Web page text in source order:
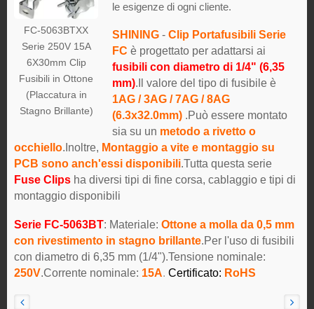
FC-5063BTXX
Serie 250V 15A
6X30mm Clip
Fusibili in Ottone
(Placcatura in
Stagno Brillante)
le esigenze di ogni cliente.
SHINING - Clip Portafusibili Serie
FC è progettato per adattarsi ai
fusibili con diametro di 1/4" (6,35
mm).Il valore del tipo di fusibile è
1AG / 3AG / 7AG / 8AG
(6.3x32.0mm) .Può essere montato
sia su un metodo a rivetto o
occhiello.Inoltre, Montaggio a vite e montaggio su
PCB sono anch'essi disponibili.Tutta questa serie
Fuse Clips ha diversi tipi di fine corsa, cablaggio e tipi di
montaggio disponibili
Serie FC-5063BT: Materiale: Ottone a molla da 0,5 mm
con rivestimento in stagno brillante.Per l'uso di fusibili
con diametro di 6,35 mm (1/4").Tensione nominale:
250V.Corrente nominale: 15A. Certificato: RoHS